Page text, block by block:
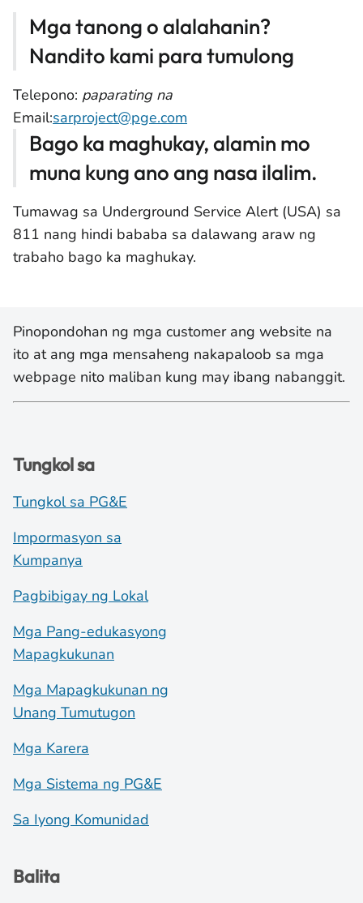
Mga tanong o alalahanin?
Nandito kami para tumulong
Telepono: paparating na
Email:sarproject@pge.com
Bago ka maghukay, alamin mo
muna kung ano ang nasa ilalim.
Tumawag sa Underground Service Alert (USA) sa
811 nang hindi bababa sa dalawang araw ng
trabaho bago ka maghukay.
Pinopondohan ng mga customer ang website na
ito at ang mga mensaheng nakapaloob sa mga
webpage nito maliban kung may ibang nabanggit.
Tungkol sa
Tungkol sa PG&E
Impormasyon sa
Kumpanya
Pagbibigay ng Lokal
Mga Pang-edukasyong
Mapagkukunan
Mga Mapagkukunan ng
Unang Tumutugon
Mga Karera
Mga Sistema ng PG&E
Sa Iyong Komunidad
Balita